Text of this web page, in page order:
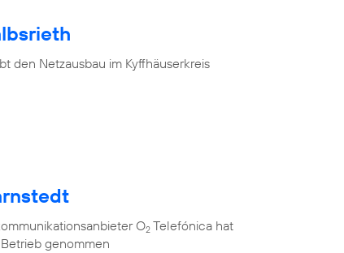
den Netzausbau im Kyffhäuserkreis
O2 Telefónica hat
genommen